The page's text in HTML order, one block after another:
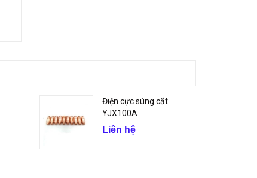
Điện cực súng cắt
YJX100A
Liên hệ